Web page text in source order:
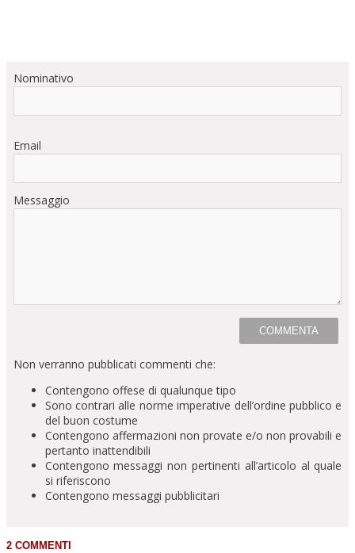
Nominativo
Email
Messaggio
Non verranno pubblicati commenti che:
Contengono offese di qualunque tipo
Sono contrari alle norme imperative dell’ordine pubblico e
del buon costume
Contengono affermazioni non provate e/o non provabili e
pertanto inattendibili
Contengono messaggi non pertinenti all’articolo al quale
si riferiscono
Contengono messaggi pubblicitari